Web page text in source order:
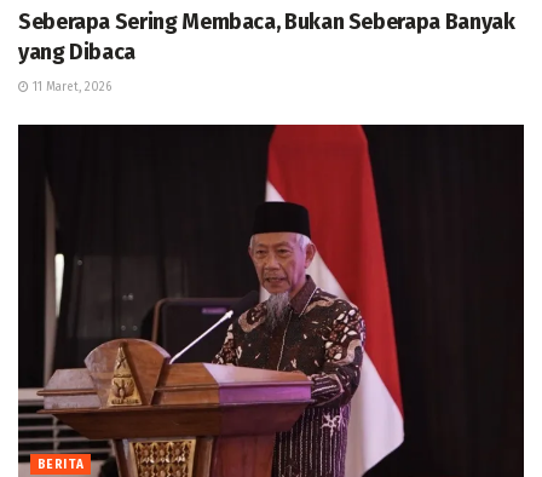
Seberapa Sering Membaca, Bukan Seberapa Banyak
yang Dibaca
11 Maret, 2026
BERITA